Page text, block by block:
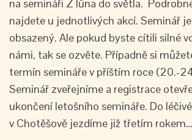
na semináři Z lůna do světla.
najdete u jednotlivých akcí. Seminář
obsazený. Ale pokud byste cítili silné
námi, tak se ozvěte. Případně si
termín semináře v příštím roce (20.-
Seminář zveřejníme a registrace
ukončení letošního semináře. Do
v Chotěšově jezdíme již třetím rokem…